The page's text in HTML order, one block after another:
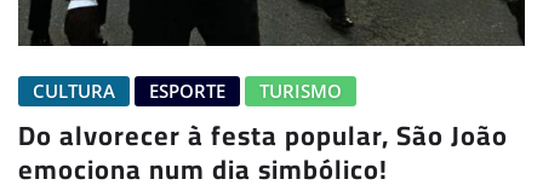
CULTURA ESPORTE TURISMO
Do alvorecer à festa popular, São João
emociona num dia simbólico!